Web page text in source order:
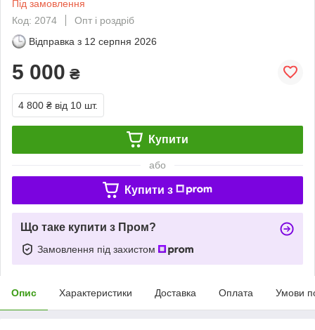
Під замовлення
Код: 2074
Опт і роздріб
Відправка з 12 серпня 2026
5 000 ₴
4 800 ₴ від 10 шт.
Купити
або
Купити з
Що таке купити з Пром?
Замовлення під захистом
Опис Характеристики Доставка Оплата Умови